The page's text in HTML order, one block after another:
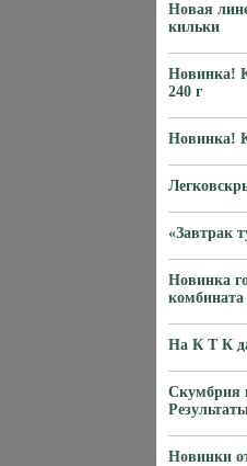
Новая
кильки
Новинка!
240 г
Новинка!
«Завтрак
Новинка
комбината
На К Т К
Скумбрия
Новинки